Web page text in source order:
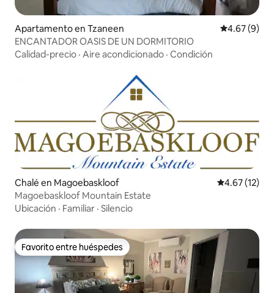
Apartamento en Tzaneen Calificación
4.67 (9)
ENCANTADOR OASIS DE UN DORMITORIO
Calidad-precio · Aire acondicionado · Condición
Chalé en Magoebaskloof Calificación
4.67 (12)
Magoebaskloof Mountain Estate
Ubicación · Familiar · Silencio
Favorito entre huéspedes
Favorito entre huéspedes